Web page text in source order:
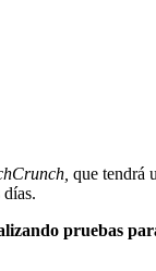
que tendrá
pruebas